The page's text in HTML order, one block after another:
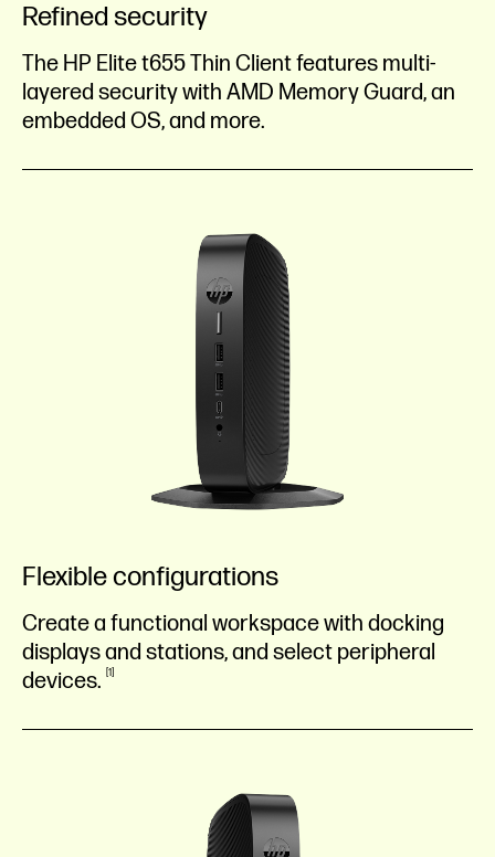
Refined security
The HP Elite t655 Thin Client features multi-
layered security with AMD Memory Guard, an
embedded OS, and more.
Flexible configurations
Create a functional workspace with docking
displays and stations, and select peripheral
devices.
1